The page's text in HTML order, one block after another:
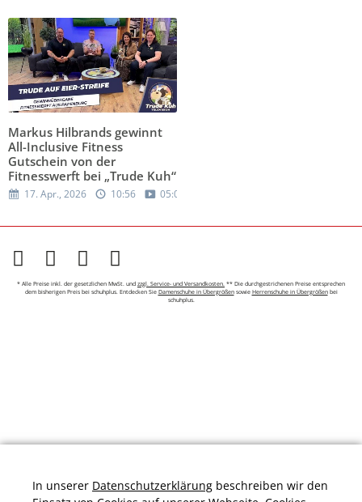
Markus Hilbrands gewinnt
All-Inclusive Fitness
Gutschein von der
Fitnesswerft bei „Trude Kuh“
17. Apr., 2026 10:56 05:02
* Alle Preise inkl. der gesetzlichen MwSt. und zzgl. Service- und Versandkosten. ** Die durchgestrichenen Preise entsprechen
dem bisherigen Preis bei schuhplus. Entdecken Sie Damenschuhe in Übergrößensowie Herrenschuhe in Übergrößenbei
schuhplus.
In unserer Datenschutzerklärung beschreiben wir den